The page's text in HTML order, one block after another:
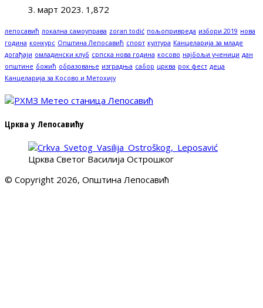
3. март 2023. 1,872
лепосавић локална самоуправа zoran todić пољопривреда избори 2019 нова
година конкурс Општина Лепосавић спорт култура Канцеларија за младе
догађаји омладински клуб српска нова година косово најбољи ученици дан
општине божић образовање изградња сабор црква рок фест деца
Канцеларија за Косово и Метохију
Црква у Лепосавићу
Црква Светог Василија Острошког
© Copyright 2026, Општина Лепосавић